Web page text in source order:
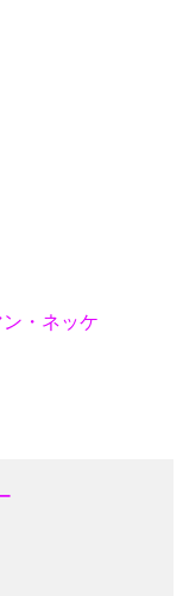
ン・ネッケ